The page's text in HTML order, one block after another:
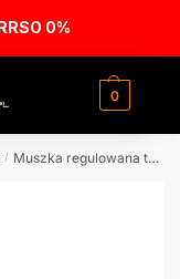
0%
0
/ Muszka regulowana typu „flip-up” na szynę: 19-22mm